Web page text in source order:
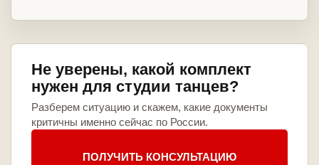
Не уверены, какой комплект
нужен для студии танцев?
Разберем ситуацию и скажем, какие документы
критичны именно сейчас по России.
ПОЛУЧИТЬ КОНСУЛЬТАЦИЮ